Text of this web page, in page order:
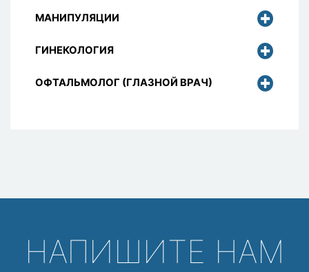
МАНИПУЛЯЦИИ
ГИНЕКОЛОГИЯ
ОФТАЛЬМОЛОГ (ГЛАЗНОЙ ВРАЧ)
НАПИШИТЕ НАМ